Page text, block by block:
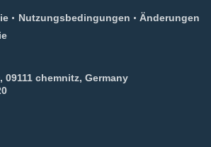
. Nutzungsbedingungen . Änderungen
09111 chemnitz, Germany